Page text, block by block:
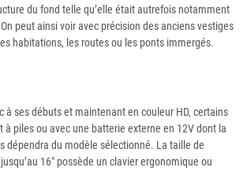
du fond telle qu’elle était autrefois notamment
peut ainsi voir avec précision des anciens vestiges
habitations, les routes ou les ponts immergés.
à ses débuts et maintenant en couleur HD, certains
à piles ou avec une batterie externe en 12V dont la
dépendra du modèle sélectionné. La taille de
16" possède un clavier ergonomique ou